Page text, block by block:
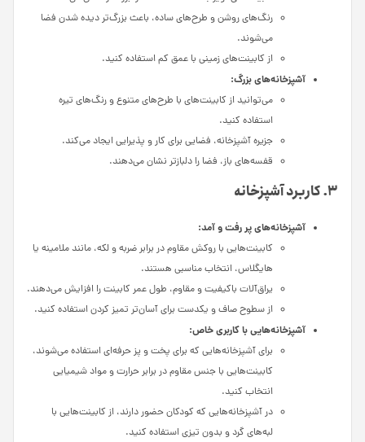
رنگ‌های روشن و طرح‌های ساده، باعث بزرگ‌تر دیده شدن فضا
می‌شوند.
از کابینت‌های زمینی با عمق کم استفاده کنید.
آشپزخانه‌های بزرگ:
می‌توانید از کابینت‌های با طرح‌های متنوع و رنگ‌های تیره
استفاده کنید.
جزیره آشپزخانه، فضایی برای کار و پذیرایی ایجاد می‌کند.
قفسه‌های باز، فضا را دلبازتر نشان می‌دهند.
3. کاربرد آشپزخانه
آشپزخانه‌های پر رفت و آمد:
کابینت‌هایی با روکش مقاوم در برابر ضربه و لکه، مانند ملامینه یا
هایگلاس، انتخاب مناسبی هستند.
یراق‌آلات باکیفیت و مقاوم، طول عمر کابینت را افزایش می‌دهند.
از سطوح صاف و یکدست برای آسان‌تر تمیز کردن استفاده کنید.
آشپزخانه‌هایی با کاربری خاص:
برای آشپزخانه‌هایی که برای پخت و پز حرفه‌ای استفاده می‌شوند،
کابینت‌هایی با جنس مقاوم در برابر حرارت و مواد شیمیایی
انتخاب کنید.
در آشپزخانه‌هایی که کودکان حضور دارند، از کابینت‌هایی با
لبه‌های گرد و بدون تیزی استفاده کنید.